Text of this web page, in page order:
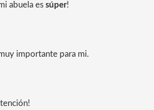
abuela es súper!
importante para mi.